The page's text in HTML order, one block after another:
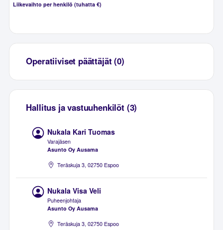
Liikevaihto per henkilö (tuhatta €)
Operatiiviset päättäjät (0)
Hallitus ja vastuuhenkilöt (3)
Nukala Kari Tuomas
Varajäsen
Asunto Oy Ausama
Teräskuja 3, 02750 Espoo
Nukala Visa Veli
Puheenjohtaja
Asunto Oy Ausama
Teräskuja 3, 02750 Espoo